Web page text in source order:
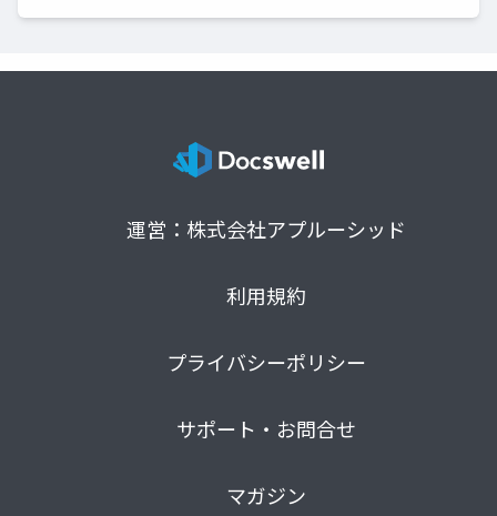
運営：株式会社アプルーシッド
利用規約
プライバシーポリシー
サポート・お問合せ
マガジン